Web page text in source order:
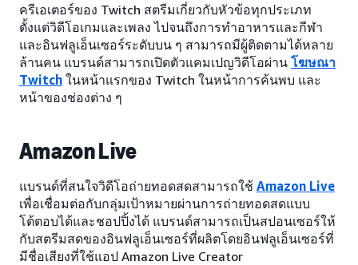
ครีเอเตอร์ของ Twitch สตรีมเกี่ยวกับหัวข้อทุกประเภท
ตั้งแต่วิดีโอเกมและเพลง ไปจนถึงการทำอาหารและกีฬา
และอินฟลูเอ็นเซอร์ระดับบน ๆ สามารถมีผู้ติดตามได้หลาย
ล้านคน แบรนด์สามารถเปิดตัวแคมเปญวิดีโอผ่าน โฆษณา
Twitch ในหน้าแรกของ Twitch ในหน้าการค้นพบ และ
หน้าของช่องต่าง ๆ
Amazon Live
แบรนด์ที่สนใจวิดีโอถ่ายทอดสดสามารถใช้ Amazon Live
เพื่อเชื่อมต่อกับกลุ่มเป้าหมายผ่านการถ่ายทอดสดแบบ
โต้ตอบได้และชอปปิ้งได้ แบรนด์สามารถเป็นสปอนเซอร์ให้
กับสตรีมสดของอินฟลูเอ็นเซอร์ที่ผลิตโดยอินฟลูเอ็นเซอร์ที่
มีชื่อเสียงที่ใช้แอป Amazon Live Creator